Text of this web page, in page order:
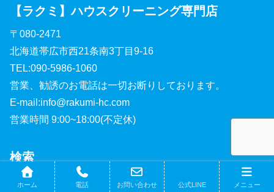
【ラクミ】ハウスクリーニング専門店
〒080-2471
北海道帯広市西21条南3丁目9-16
TEL:090-5986-1060
営業、勧誘のお電話は一切お断りしております。
E-mail:info@rakumi-hc.com
営業時間 9:00~18:00(不定休)
検索
ホーム 電話 お問い合わせ 公式LINE メニュー